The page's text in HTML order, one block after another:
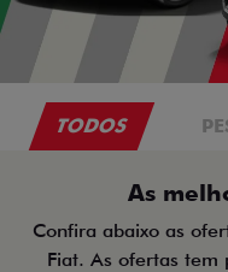
TODOS
As
Confira abaixo as
Fiat. As ofertas tem